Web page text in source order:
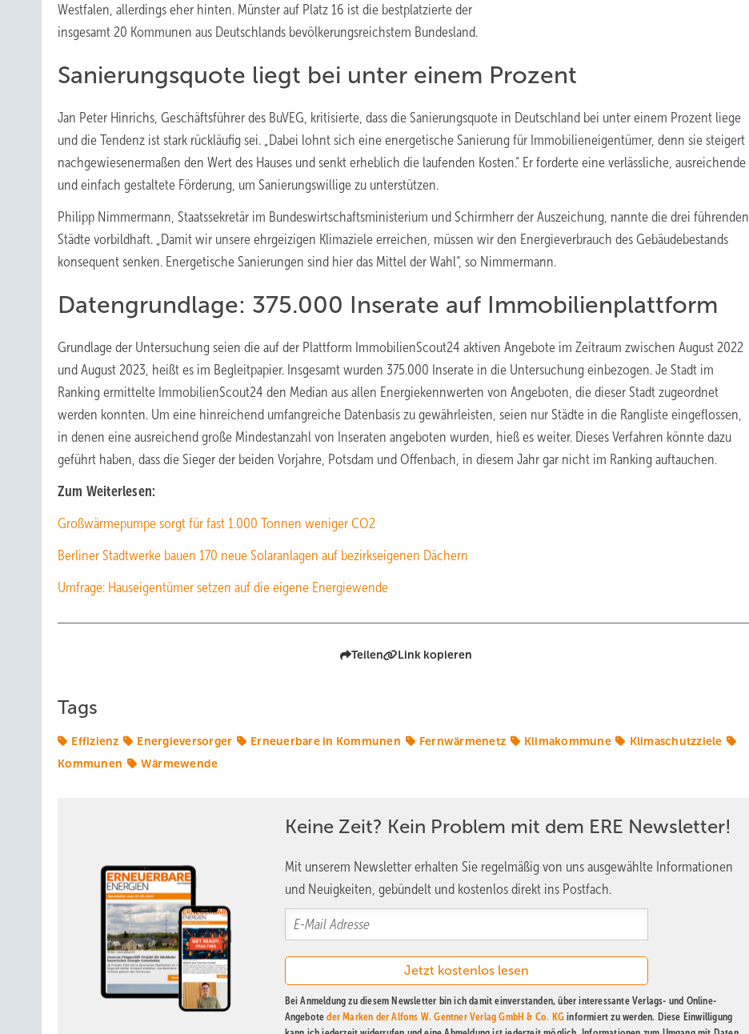
Westfalen, allerdings eher hinten. Münster auf Platz 16 ist die bestplatzierte der
insgesamt 20 Kommunen aus Deutschlands bevölkerungsreichstem Bundesland.
Sanierungsquote liegt bei unter einem Prozent
Jan Peter Hinrichs, Geschäftsführer des BuVEG, kritisierte, dass die Sanierungsquote in Deutschland bei unter einem Prozent liege
und die Tendenz ist stark rückläufig sei. „Dabei lohnt sich eine energetische Sanierung für Immobilieneigentümer, denn sie steigert
nachgewiesenermaßen den Wert des Hauses und senkt erheblich die laufenden Kosten.“ Er forderte eine verlässliche, ausreichende
und einfach gestaltete Förderung, um Sanierungswillige zu unterstützen.
Philipp Nimmermann, Staatssekretär im Bundeswirtschaftsministerium und Schirmherr der Auszeichung, nannte die drei führenden
Städte vorbildhaft. „Damit wir unsere ehrgeizigen Klimaziele erreichen, müssen wir den Energieverbrauch des Gebäudebestands
konsequent senken. Energetische Sanierungen sind hier das Mittel der Wahl“, so Nimmermann.
Datengrundlage: 375.000 Inserate auf Immobilienplattform
Grundlage der Untersuchung seien die auf der Plattform ImmobilienScout24 aktiven Angebote im Zeitraum zwischen August 2022
und August 2023, heißt es im Begleitpapier. Insgesamt wurden 375.000 Inserate in die Untersuchung einbezogen. Je Stadt im
Ranking ermittelte ImmobilienScout24 den Median aus allen Energiekennwerten von Angeboten, die dieser Stadt zugeordnet
werden konnten. Um eine hinreichend umfangreiche Datenbasis zu gewährleisten, seien nur Städte in die Rangliste eingeflossen,
in denen eine ausreichend große Mindestanzahl von Inseraten angeboten wurden, hieß es weiter. Dieses Verfahren könnte dazu
geführt haben, dass die Sieger der beiden Vorjahre, Potsdam und Offenbach, in diesem Jahr gar nicht im Ranking auftauchen.
Zum Weiterlesen:
Großwärmepumpe sorgt für fast 1.000 Tonnen weniger CO2
Berliner Stadtwerke bauen 170 neue Solaranlagen auf bezirkseigenen Dächern
Umfrage: Hauseigentümer setzen auf die eigene Energiewende
Teilen Link kopieren
Tags
Effizienz Energieversorger Erneuerbare in Kommunen Fernwärmenetz Klimakommune
Klimaschutzziele
Kommunen
Wärmewende
Keine Zeit? Kein Problem mit dem ERE Newsletter!
Mit unserem Newsletter erhalten Sie regelmäßig von uns ausgewählte Informationen
und Neuigkeiten, gebündelt und kostenlos direkt ins Postfach.
Bei Anmeldung zu diesem Newsletter bin ich damit einverstanden, über interessante Verlags- und Online-
Angeboteder Marken der Alfons W. Gentner Verlag GmbH & Co. KG informiert zu werden. Diese Einwilligung